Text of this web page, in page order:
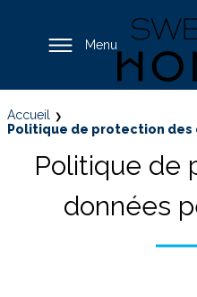
Menu
Accueil
Politique de protection des
Politique de
données